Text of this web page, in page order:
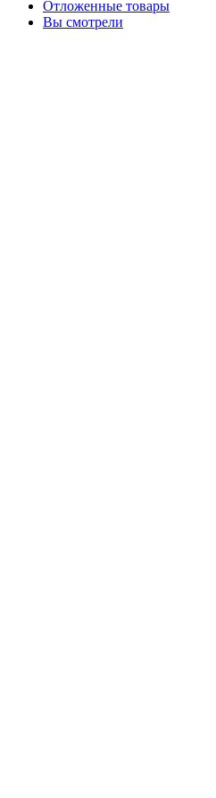
Отложенные товары
Вы смотрели